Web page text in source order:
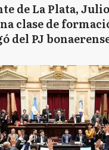
de La Plata,
clase de
del PJ